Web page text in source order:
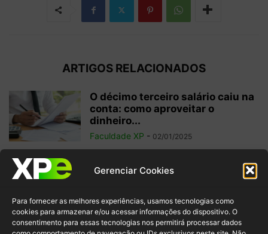
Gerenciar Cookies
Para fornecer as melhores experiências, usamos tecnologias como
cookies para armazenar e/ou acessar informações do dispositivo. O
consentimento para essas tecnologias nos permitirá processar dados
ARTIGOS RELACIONADOS
O décimo terceiro salário caiu na
conta: como aproveitar o
dinheiro...
Faculdade XP - 02/01/2025
Investimentos internacionais:
vale a pena investir fora do
Faculdade XP - 04/10/2024